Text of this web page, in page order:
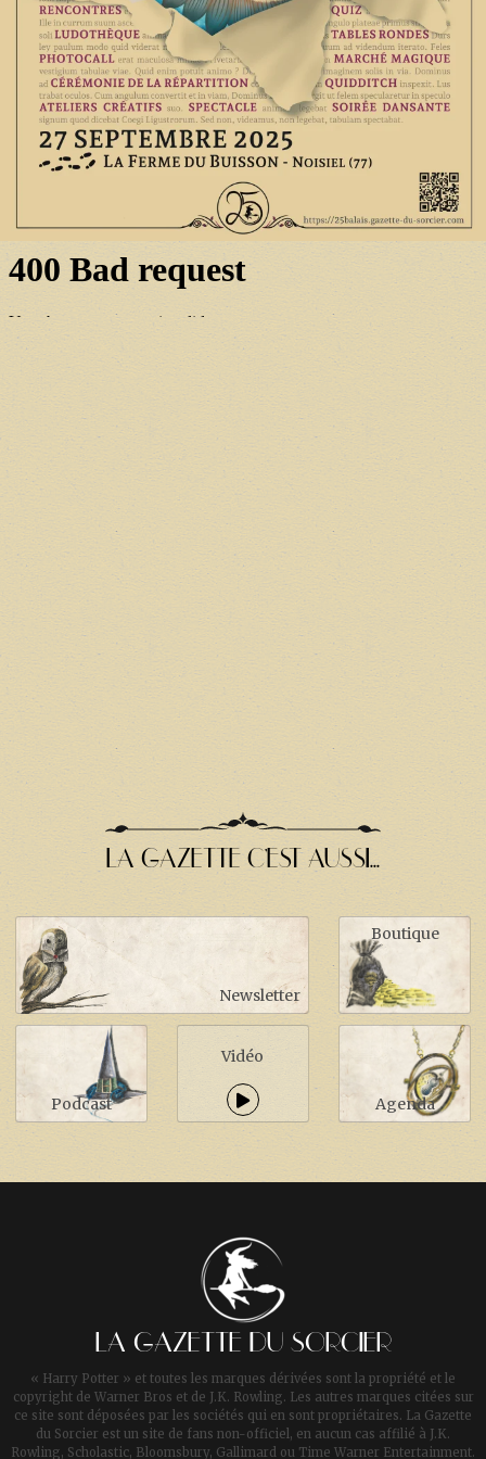
LA GAZETTE C'EST AUSSI...
Newsletter
Boutique
Podcast
Vidéo
Agenda
LA GAZETTE DU SORCIER
« Harry Potter » et toutes les marques dérivées sont la propriété et le
copyright de Warner Bros et de J.K. Rowling. Les autres marques citées sur
ce site sont déposées par les sociétés qui en sont propriétaires. La Gazette
du Sorcier est un site de fans non-officiel, en aucun cas affilié à J.K.
Rowling, Scholastic, Bloomsbury, Gallimard ou Time Warner Entertainment.